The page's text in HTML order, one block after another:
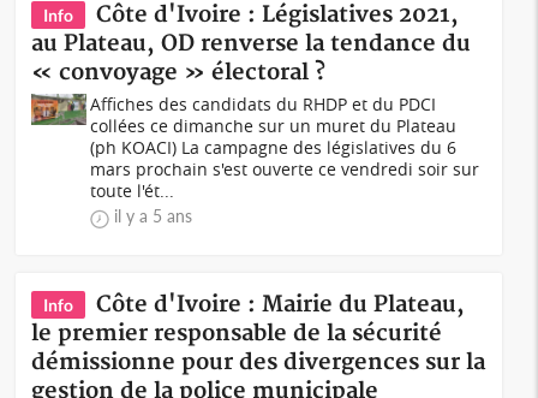
Info
Côte d'Ivoire : Législatives 2021,
au Plateau, OD renverse la tendance du
« convoyage » électoral ?
Affiches des candidats du RHDP et du PDCI
collées ce dimanche sur un muret du Plateau
(ph KOACI) La campagne des législatives du 6
mars prochain s'est ouverte ce vendredi soir sur
toute l'ét...
il y a 5 ans
Info
Côte d'Ivoire : Mairie du Plateau,
le premier responsable de la sécurité
démissionne pour des divergences sur la
gestion de la police municipale